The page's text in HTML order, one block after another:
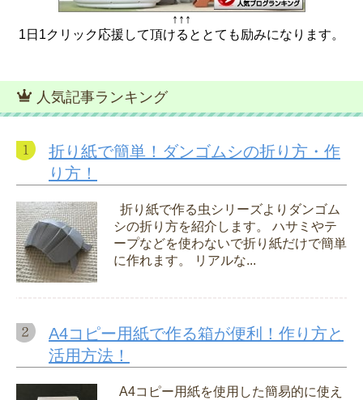
↑↑↑
1日1クリック応援して頂けるととても励みになります。
人気記事ランキング
折り紙で簡単！ダンゴムシの折り方・作
り方！
折り紙で作る虫シリーズよりダンゴム
シの折り方を紹介します。 ハサミやテ
ープなどを使わないで折り紙だけで簡単
に作れます。 リアルな...
A4コピー用紙で作る箱が便利！作り方と
活用方法！
A4コピー用紙を使用した簡易的に使え